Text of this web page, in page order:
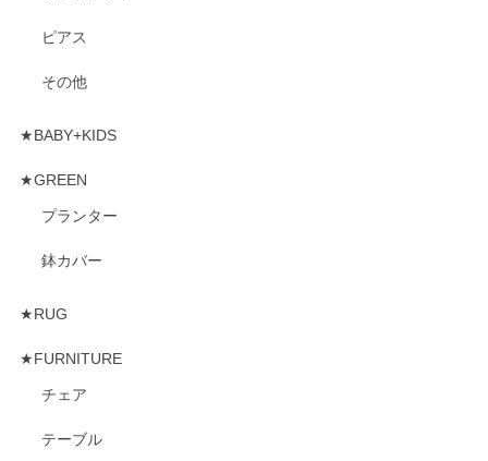
ピアス
その他
★BABY+KIDS
★GREEN
プランター
鉢カバー
★RUG
★FURNITURE
チェア
テーブル